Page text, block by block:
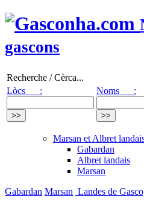
gascons
Recherche / Cèrca...
Lòcs :
Noms :
Marsan et Albret
Gabardan
Albret landais
Marsan
Gabardan Marsan Landes de